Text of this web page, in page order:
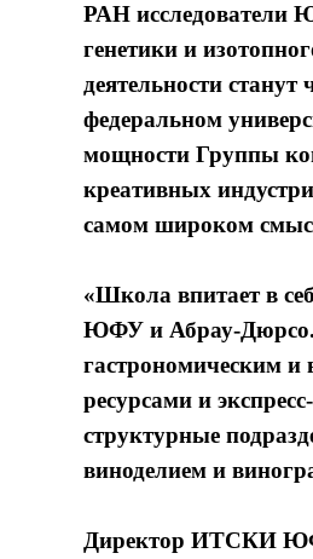
РАН исследователи
генетики и
деятельности
федеральном
мощности Группы
креативных
самом широком
«Школа впитает в
ЮФУ и Абрау-Дюрсо.
гастрономическим и
ресурсами и
структурные
виноделием и
Директор ИТСКИ